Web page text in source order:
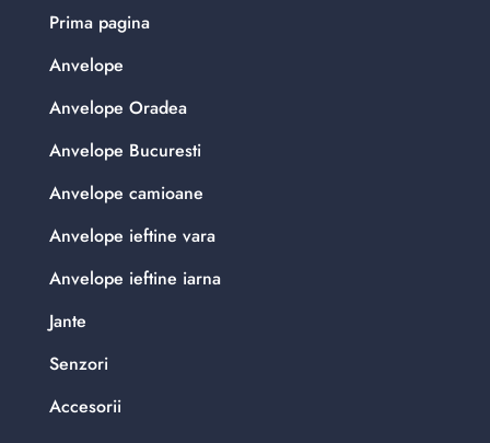
Prima pagina
Anvelope
Anvelope Oradea
Anvelope Bucuresti
Anvelope camioane
Anvelope ieftine vara
Anvelope ieftine iarna
Jante
Senzori
Accesorii